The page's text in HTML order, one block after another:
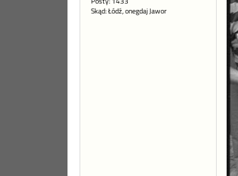
Skąd: Łódź, onegdaj Jawor